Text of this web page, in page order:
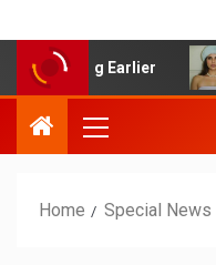
Earlier
Home Special News